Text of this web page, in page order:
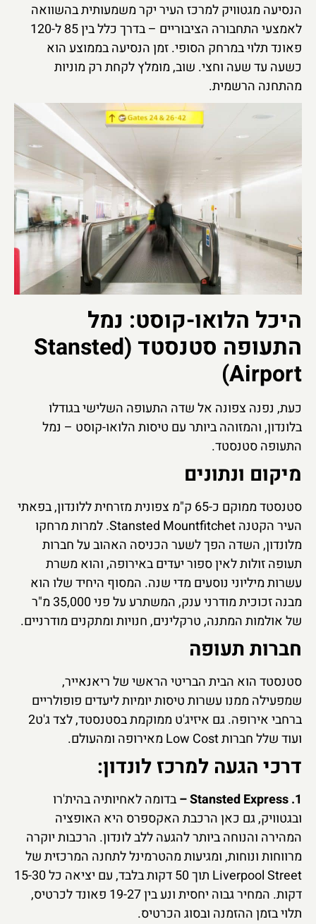
הנסיעה מגטוויק למרכז העיר יקר משמעותית בהשוואה
לאמצעי התחבורה הציבוריים – בדרך כלל בין 85 ל-120
פאונד תלוי במרחק הסופי. זמן הנסיעה בממוצע הוא
כשעה עד שעה וחצי. שוב, מומלץ לקחת רק מוניות
מהתחנה הרשמית.
היכל הלואו-קוסט: נמל
התעופה סטנסטד (Stansted
Airport)
כעת, נפנה צפונה אל שדה התעופה השלישי בגודלו
בלונדון, והמזוהה ביותר עם טיסות הלואו-קוסט – נמל
התעופה סטנסטד.
מיקום ונתונים
סטנסטד ממוקם כ-65 ק"מ צפונית מזרחית ללונדון, בפאתי
העיר הקטנה Stansted Mountfitchet. למרות מרחקו
מלונדון, השדה הפך לשער הכניסה האהוב על חברות
תעופה זולות לאין ספור יעדים באירופה, והוא משרת
עשרות מיליוני נוסעים מדי שנה. המסוף היחיד שלו הוא
מבנה זכוכית מודרני ענק, המשתרע על פני 35,000 מ"ר
של אולמות המתנה, טרקלינים, חנויות ומתקנים מודרניים.
חברות תעופה
סטנסטד הוא הבית הבריטי הראשי של ריאנאייר,
שמפעילה ממנו עשרות טיסות יומיות ליעדים פופולריים
ברחבי אירופה. גם איזיג'ט ממוקמת בסטנסטד, לצד ג'ט2
ועוד שלל חברות Low Cost מאירופה ומהעולם.
דרכי הגעה למרכז לונדון:
1. Stansted Express –
בדומה לאחיותיה בהית'רו
ובגטוויק, גם כאן הרכבת האקספרס היא האופציה
המהירה והנוחה ביותר להגעה ללב לונדון. הרכבות יוקרה
מרווחות ונוחות, ומגיעות מהטרמינל לתחנה המרכזית של
Liverpool Street תוך 50 דקות בלבד, עם יציאה כל 15-30
דקות. המחיר גבוה יחסית ונע בין 19-27 פאונד לכרטיס,
תלוי בזמן ההזמנה ובסוג הכרטיס.